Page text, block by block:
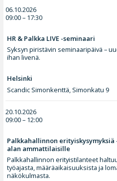
06.10.2026
09:00 – 17:30
HR & Palkka LIVE -seminaari
Syksyn piristävin seminaaripäivä –
ihan livenä.
Helsinki
Scandic Simonkenttä, Simonkatu 9
20.10.2026
09:00 – 12:00
Palkkahallinnon
alan ammattilaisille
Palkkahallinnon erityistilanteet
työajasta, määräaikaisuuksista ja
näkökulmasta.